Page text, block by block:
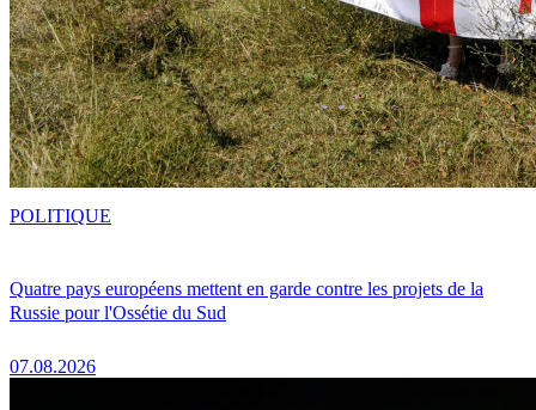
Quatre pays européens mettent en garde contre les projets de la
Russie pour l'Ossétie du Sud
07.08.2026
POLITIQUE